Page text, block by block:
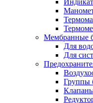
Мембранные
Для
Для
Группы